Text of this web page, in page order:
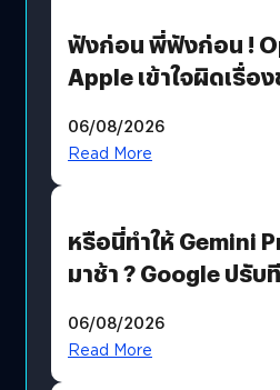
ฟังก่อน พี่ฟังก่อน !
Apple เข้าใจผิดเรื่อ
06/08/2026
Read More
หรือนี่ทำให้ Gemini
มาช้า ? Google ปรับ
AGI
06/08/2026
Read More